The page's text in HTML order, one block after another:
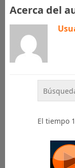
Acerca del
El tiempo